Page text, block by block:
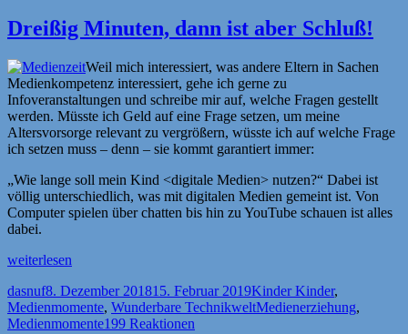
4“
Dreißig Minuten, dann ist aber Schluß!
Weil mich interessiert, was andere Eltern in Sachen
Medienkompetenz interessiert, gehe ich gerne zu
Infoveranstaltungen und schreibe mir auf, welche Fragen gestellt
werden. Müsste ich Geld auf eine Frage setzen, um meine
Altersvorsorge relevant zu vergrößern, wüsste ich auf welche Frage
ich setzen muss – denn – sie kommt garantiert immer:
„Wie lange soll mein Kind <digitale Medien> nutzen?“ Dabei ist
völlig unterschiedlich, was mit digitalen Medien gemeint ist. Von
Computer spielen über chatten bis hin zu YouTube schauen ist alles
dabei.
„Dreißig
dann
ist
aber
weiterlesen
Autor
dasnufVeröffentlicht
am
8. Dezember 201815. Februar 2019Kategorien
Kinder Kinder,
Medienmomente, Wunderbare TechnikweltSchlagwörter
Medienerziehung,
Medienmomente199 Reaktionen